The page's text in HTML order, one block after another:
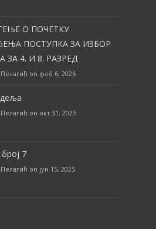
О ПОЧЕТКУ
ПОСТУПКА ЗА ИЗБОР
ЗА 4. И 8. РАЗРЕД
on феб 6, 2026
on окт 31, 2025
7
on јун 15, 2025